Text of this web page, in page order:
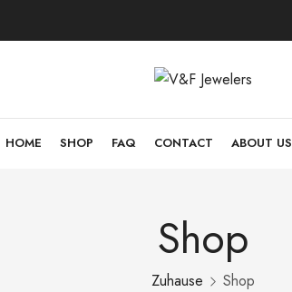
HOME SHOP FAQ CONTACT ABOUT US
Shop
Zuhause Shop